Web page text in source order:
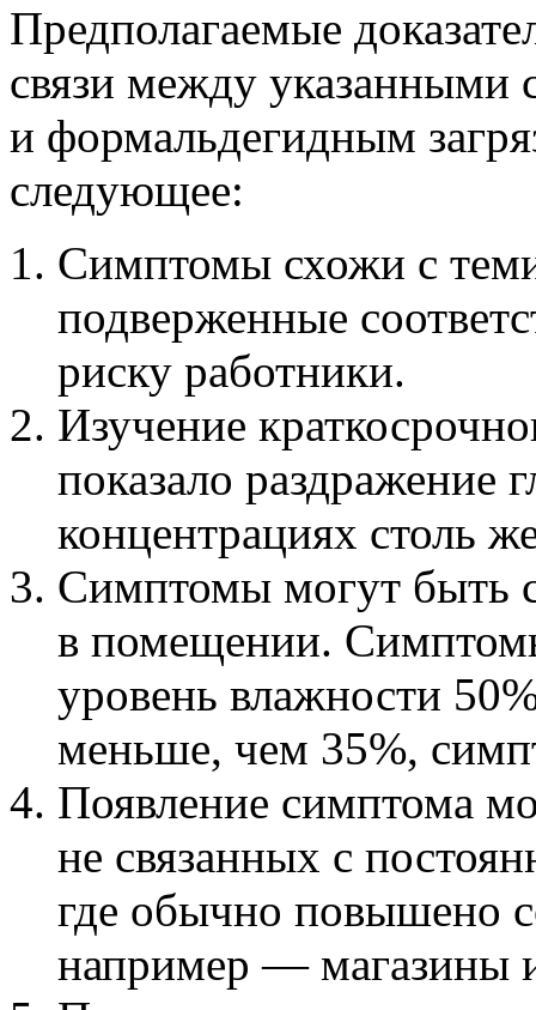
Предполагаемые
связи между указанными
и формальдегидным
следующее:
Симптомы схожи с
подверженные
риску работники.
Изучение
показало раздражение
концентрациях столь
Симптомы могут быть
в помещении.
уровень влажности
меньше, чем 35%,
Появление симптома
не связанных с
где обычно повышено
например — магазины